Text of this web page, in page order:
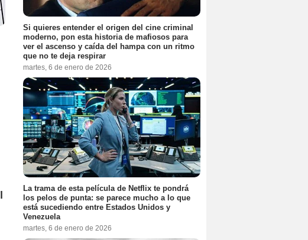
Si quieres entender el origen del cine criminal
moderno, pon esta historia de mafiosos para
ver el ascenso y caída del hampa con un ritmo
que no te deja respirar
martes, 6 de enero de 2026
La trama de esta película de Netflix te pondrá
los pelos de punta: se parece mucho a lo que
está sucediendo entre Estados Unidos y
Venezuela
martes, 6 de enero de 2026